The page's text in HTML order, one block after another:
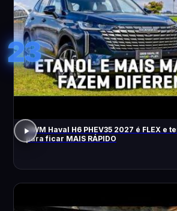
23
GWM Haval H6 PHEV35 2027 é FLEX e
para ficar MAIS RÁPIDO